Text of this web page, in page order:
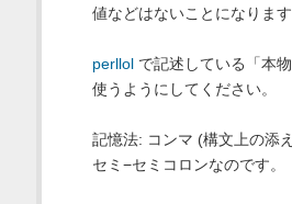
値などはないことになります
perllolで記述している「本
使うようにしてください。
記憶法: コンマ (構文上の添
セミ−セミコロンなのです。